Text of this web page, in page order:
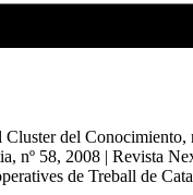
del Conocimiento,
nº 58, 2008 | Revista
de Treball de